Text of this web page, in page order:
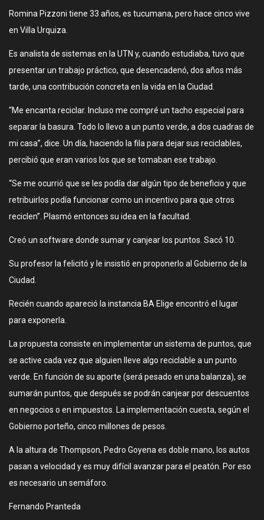
Romina Pizzoni tiene 33 años, es tucumana, pero hace cinco vive
en Villa Urquiza.
Es analista de sistemas en la UTN y, cuando estudiaba, tuvo que
presentar un trabajo práctico, que desencadenó, dos años más
tarde, una contribución concreta en la vida en la Ciudad.
“Me encanta reciclar. Incluso me compré un tacho especial para
separar la basura. Todo lo llevo a un punto verde, a dos cuadras de
mi casa”, dice. Un día, haciendo la fila para dejar sus reciclables,
percibió que eran varios los que se tomaban ese trabajo.
“Se me ocurrió que se les podía dar algún tipo de beneficio y que
retribuirlos podía funcionar como un incentivo para que otros
reciclen”. Plasmó entonces su idea en la facultad.
Creó un software donde sumar y canjear los puntos. Sacó 10.
Su profesor la felicitó y le insistió en proponerlo al Gobierno de la
Ciudad.
Recién cuando apareció la instancia BA Elige encontró el lugar
para exponerla.
La propuesta consiste en implementar un sistema de puntos, que
se active cada vez que alguien lleve algo reciclable a un punto
verde. En función de su aporte (será pesado en una balanza), se
sumarán puntos, que después se podrán canjear por descuentos
en negocios o en impuestos. La implementación cuesta, según el
Gobierno porteño, cinco millones de pesos.
A la altura de Thompson, Pedro Goyena es doble mano, los autos
pasan a velocidad y es muy difícil avanzar para el peatón. Por eso
es necesario un semáforo.
Fernando Pranteda